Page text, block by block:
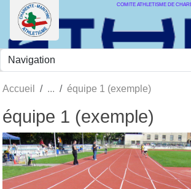
COMITE ATHLETISME DE
Accueil équipe 1 (exemple)
équipe 1 (exemple)
Panneau de gestion des cookies